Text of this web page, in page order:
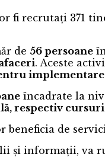
fi recrutați 371
de 56 persoane
. Aceste
încadrate la
respectiv
beneficia de
și informații, va